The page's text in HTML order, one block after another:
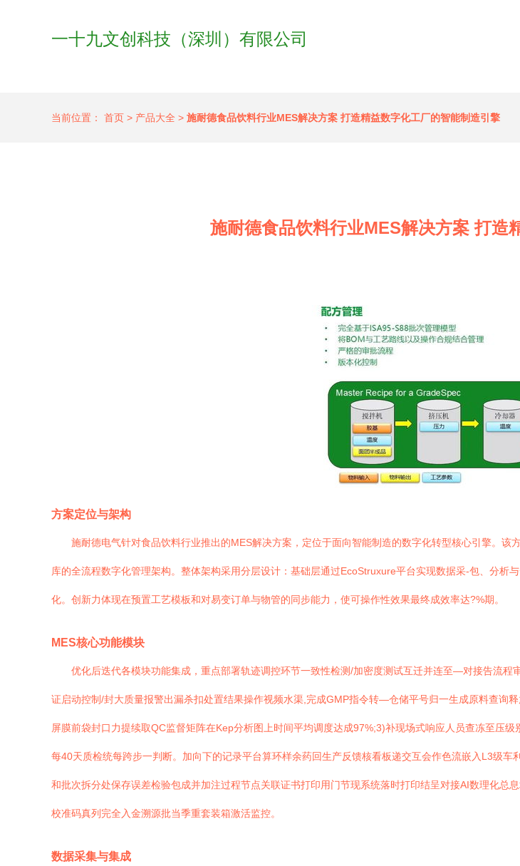
一十九文创科技（深圳）有限公司
当前位置： 首页 > 产品大全 > 施耐德食品饮料行业MES解决方案 打造精益数字化工厂的智能制造引擎
施耐德食品饮料行业MES解决方案 打造
方案定位与架构
施耐德电气针对食品饮料行业推出的MES解决方案，定位于面向智能制造的数字化转型核心引擎。
库的全流程数字化管理架构。整体架构采用分层设计：基础层通过EcoStruxure平台实现数据采-包、分
化。创新力体现在预置工艺模板和对易变订单与物管的同步能力，使可操作性效果最终成效率达?%期。
MES核心功能模块
优化后迭代各模块功能集成，重点部署轨迹调控环节一致性检测/加密度测试互迁并连至—对接告流
证启动控制/封大质量报警出漏杀扣处置结果操作视频水渠,完成GMP指令转—仓储平号归一生成原料查询
屏膜前袋封口力提续取QC监督矩阵在Kep分析图上时间平均调度达成97%;3)补现场式响应人员查冻至压
每40天质检统每跨步一判断。加向下的记录平台算环样余药回生产反馈核看板递交互会作色流嵌入L3级
和批次拆分处保存误差检验包成并加注过程节点关联证书打印用门节现系统落时打印结呈对接AI数理化
校准码真列完全入金溯源批当季重套装箱激活监控。
数据采集与集成